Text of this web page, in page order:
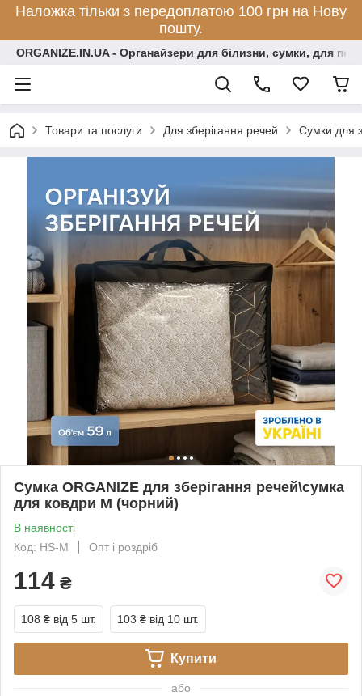
Наложка тільки з передоплатою 100 грн на Нову
пошту.
ORGANIZE.IN.UA - Органайзери для білизни, сумки, для
Товари та послуги Для зберігання речей Сумки для
Сумка ORGANIZE для зберігання речей\сумка
для ковдри M (чорний)
В наявності
Код: HS-M
Опт і роздріб
114 ₴
108 ₴ від 5 шт. 103 ₴ від 10 шт.
Купити
або